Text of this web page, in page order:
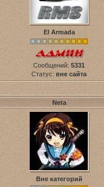
El Armada
Сообщений: 5331
Статус: вне сайта
Neta
Вне категорий